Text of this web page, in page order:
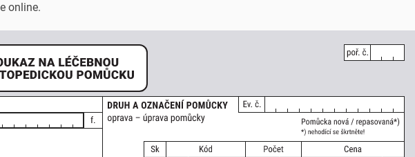
online.